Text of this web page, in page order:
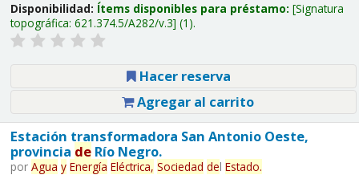
Disponibilidad: Ítems disponibles para préstamo: Signatura
topográfica: 621.374.5/A282/v.3 (1).
Hacer reserva
Agregar al carrito
Estación transformadora San Antonio Oeste,
provincia deRío Negro.
por Agua y Energía Eléctrica, Sociedad del Estado.